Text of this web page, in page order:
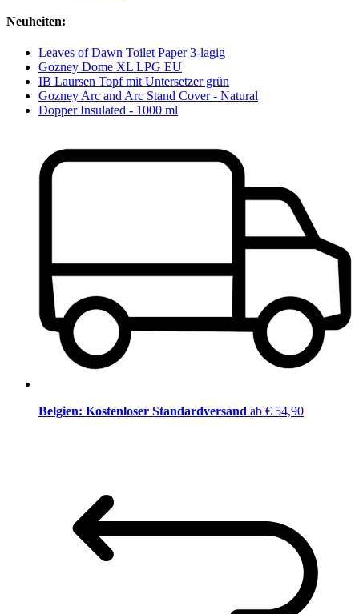
Neuheiten:
Leaves of Dawn Toilet Paper 3-lagig
Gozney Dome XL LPG EU
IB Laursen Topf mit Untersetzer grün
Gozney Arc and Arc Stand Cover - Natural
Dopper Insulated - 1000 ml
Belgien: Kostenloser Standardversand ab € 54,90